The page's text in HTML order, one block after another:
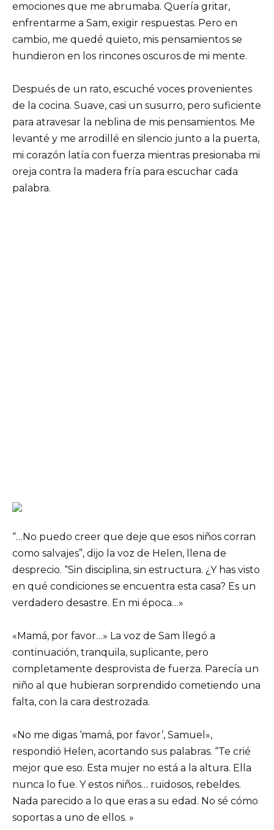
emociones que me abrumaba. Quería gritar,
enfrentarme a Sam, exigir respuestas. Pero en
cambio, me quedé quieto, mis pensamientos se
hundieron en los rincones oscuros de mi mente.
Después de un rato, escuché voces provenientes
de la cocina. Suave, casi un susurro, pero suficiente
para atravesar la neblina de mis pensamientos. Me
levanté y me arrodillé en silencio junto a la puerta,
mi corazón latía con fuerza mientras presionaba mi
oreja contra la madera fría para escuchar cada
palabra.
“…No puedo creer que deje que esos niños corran
como salvajes”, dijo la voz de Helen, llena de
desprecio. “Sin disciplina, sin estructura. ¿Y has visto
en qué condiciones se encuentra esta casa? Es un
verdadero desastre. En mi época…»
«Mamá, por favor…» La voz de Sam llegó a
continuación, tranquila, suplicante, pero
completamente desprovista de fuerza. Parecía un
niño al que hubieran sorprendido cometiendo una
falta, con la cara destrozada.
«No me digas ‘mamá, por favor’, Samuel»,
respondió Helen, acortando sus palabras. “Te crié
mejor que eso. Esta mujer no está a la altura. Ella
nunca lo fue. Y estos niños… ruidosos, rebeldes.
Nada parecido a lo que eras a su edad. No sé cómo
soportas a uno de ellos. »